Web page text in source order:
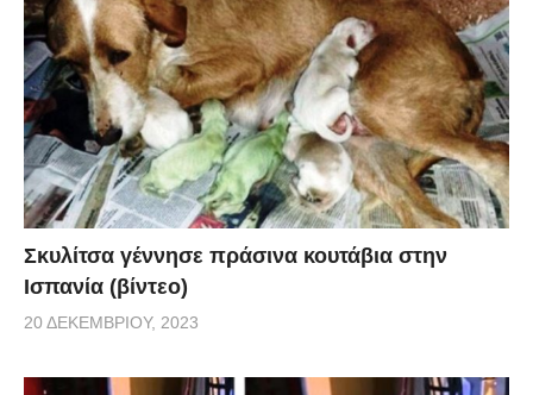
Σκυλίτσα γέννησε πράσινα κουτάβια στην
Ισπανία (βίντεο)
20 ΔΕΚΕΜΒΡΊΟΥ, 2023